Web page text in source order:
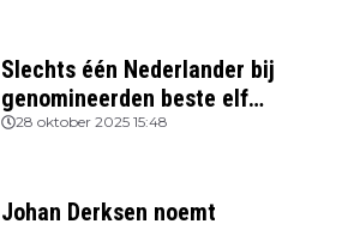
Slechts één Nederlander bij
genomineerden beste elf
FIFPRO
28 oktober 2025 15:48
Johan Derksen noemt